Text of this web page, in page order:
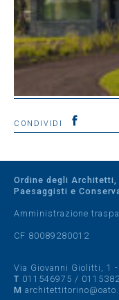
CONDIVIDI
Ordine degli
Paesaggisti e
Amministrazione
CF 80089280012
Via Giovanni Giolitti, 1
T 011546975 /
M